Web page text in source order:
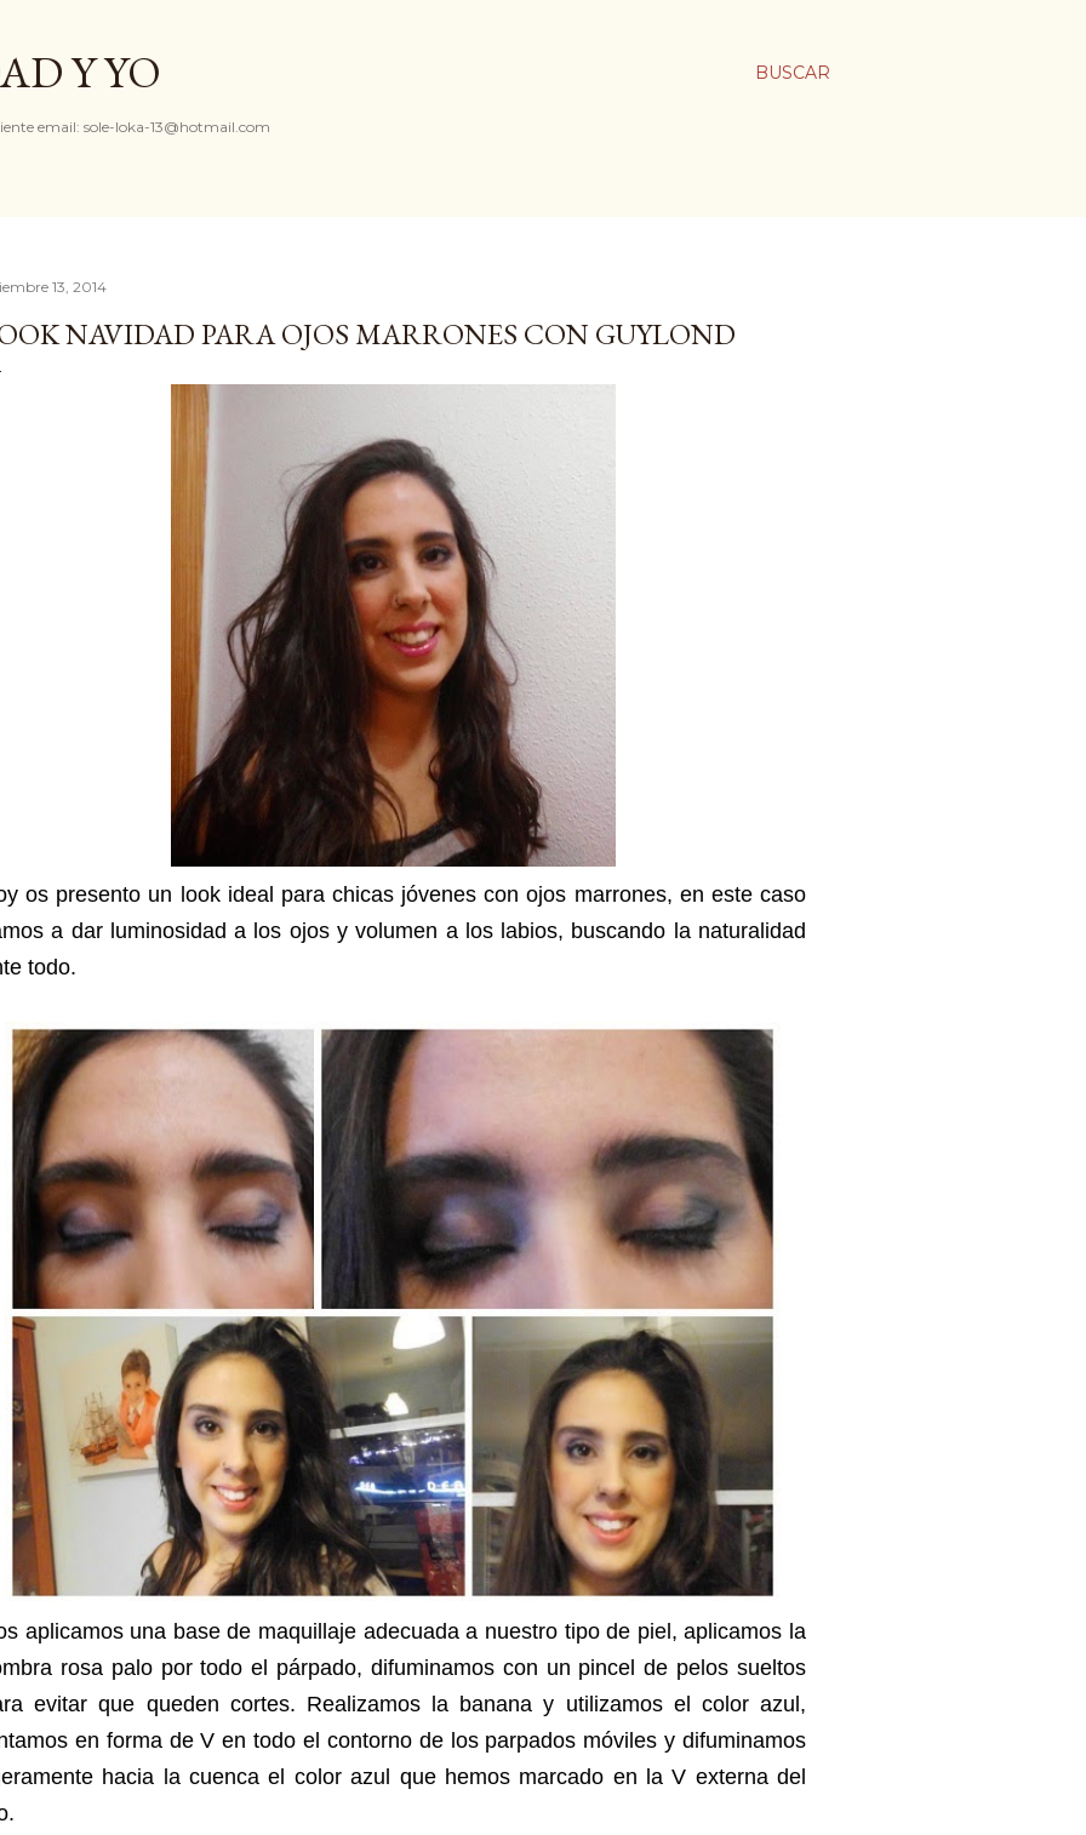
BUSCAR
Y YO
email: sole-loka-13@hotmail.com
13, 2014
NAVIDAD PARA OJOS MARRONES CON GUYLOND
os presento un look ideal para chicas jóvenes con ojos marrones, en este caso
a dar luminosidad a los ojos y volumen a los labios, buscando la naturalidad
todo.
aplicamos una base de maquillaje adecuada a nuestro tipo de piel,aplicamos la
rosa palo por todo el párpado, difuminamos con un pincel de pelos sueltos
evitar que queden cortes. Realizamos la banana y utilizamos el color azul,
en forma de V en todo el contorno de los parpados móviles y difuminamos
hacia la cuenca el color azul que hemos marcado en la V externa del